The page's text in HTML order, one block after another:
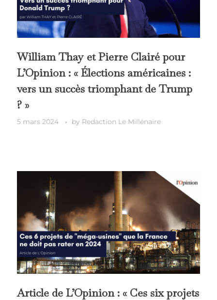
William Thay et Pierre Clairé pour
L’Opinion : « Élections américaines :
vers un succès triomphant de Trump
? »
5 mars 2024 by Redaction Le Millénaire
Article de L’Opinion : « Ces six projets